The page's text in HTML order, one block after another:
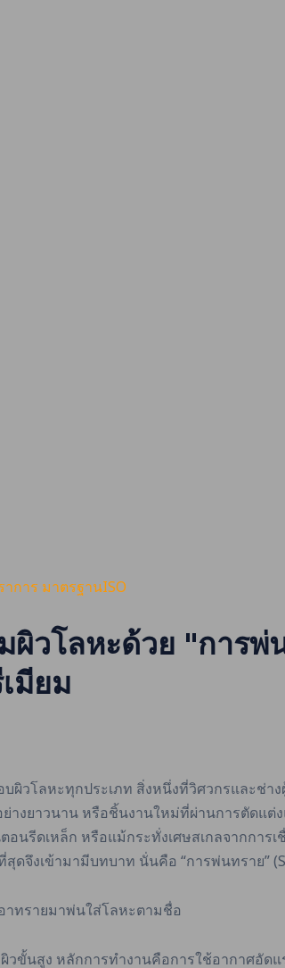
การ มาตรฐานISO
ผิวโลหะด้วย "การ
มียม
ผิวโลหะทุกประเภท สิ่งหนึ่งที่วิศวกรและช่
างยาวนาน หรือชิ้นงานใหม่ที่ผ่านการตัดแ
อนรีดเหล็ก หรือแม้กระทั่งเศษสเกลจากกา
ดจึงเข้ามามีบทบาท นั่นคือ “การพ่นทราย”
าทรายมาพ่นใส่โลหะตามชื่อ
ขั้นสูง หลักการทำงานคือการใช้อากาศอัด